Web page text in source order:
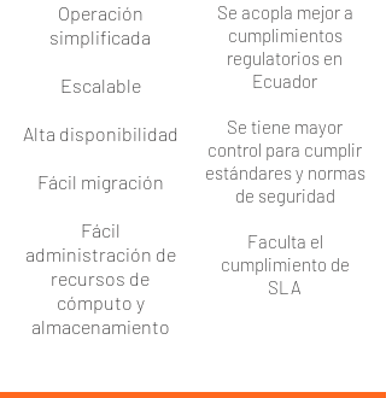
Operación
simplificada
Escalable
Alta disponibilidad
Fácil migración
Fácil
administración de
recursos de
cómputo y
almacenamiento
Se acopla mejor a
cumplimientos
regulatorios en
Ecuador
Se tiene mayor
control para cumplir
estándares y normas
de seguridad
Faculta el
cumplimiento de
SLA